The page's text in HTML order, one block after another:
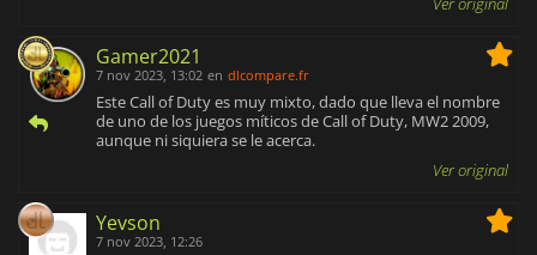
Gamer2021
7 nov 2023, 13:02 en dlcompare.fr
Este Call of Duty es muy mixto, dado que lleva el nombre
de uno de los juegos míticos de Call of Duty, MW2 2009,
aunque ni siquiera se le acerca.
Ver original
Yevson
7 nov 2023, 12:26